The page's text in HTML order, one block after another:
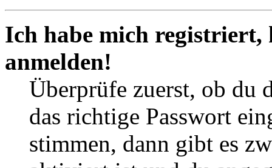
Ich habe mich
anmelden!
Überprüfe zuerst, ob du
das richtige Passwort
stimmen, dann gibt es